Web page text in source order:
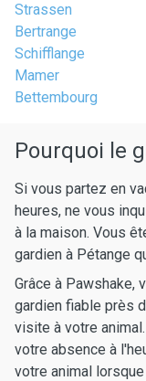
Strassen
Bertrange
Schifflange
Mamer
Bettembourg
Pourquoi le
Si vous partez en
heures, ne vous
à la maison. Vous
gardien à Pétange
Grâce à Pawshake,
gardien fiable près
visite à votre
votre absence à
votre animal